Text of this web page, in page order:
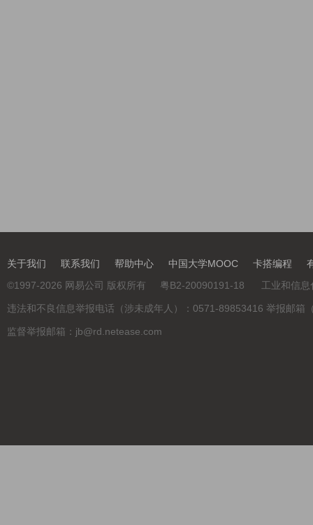
关于我们 联系我们 帮助中心 中国大学MOOC 卡搭编程
©1997-2026 网易公司 版权所有 粤B2-20090191-18 工业和信
违法和不良信息举报电话（涉未成年人）：0571-89853416 举报邮
监督举报邮箱：jb@rd.netease.com